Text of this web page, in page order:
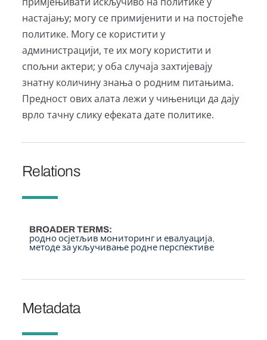
настајању; могу се примијенити и на постојеће
политике. Могу се користити у
администрацији, те их могу користити и
спољни актери; у оба случаја захтијевају
знатну количину знања о родним питањима.
Предност ових алата лежи у чињеници да дају
врло тачну слику ефеката дате политике.
Relations
BROADER TERMS
родно осјетљив мониторинг и евалуација
методе за укључивање родне перспективе
Metadata